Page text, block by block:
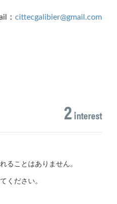
： cittecgalibier@gmail.com
2interest
ることはありません。
ください。